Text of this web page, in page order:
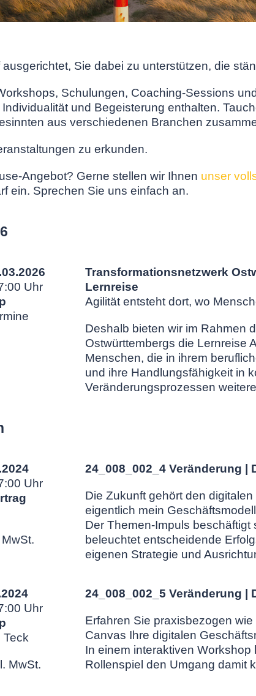
Sie dabei zu unterstützen, die
Schulungen, Coaching-Sessions
und Begeisterung enthalten.
aus verschiedenen Branchen
zu erkunden.
Angebot? Gerne stellen wir Ihnen unser
ein. Sprechen Sie uns einfach an.
Uhr
Transformationsnetzwerk
Lernreise
Agilität entsteht dort, wo
Deshalb bieten wir im Rahmen
Ostwürttembergs die Lernreise
Menschen, die in ihrem
und ihre Handlungsfähigkeit in
Veränderungsprozessen
Uhr
24_008_002_4 Veränderung |
Die Zukunft gehört den
eigentlich mein
Der Themen-Impuls
beleuchtet entscheidende
eigenen Strategie und
Uhr
Teck
MwSt.
24_008_002_5 Veränderung |
Erfahren Sie praxisbezogen
Canvas Ihre digitalen
In einem interaktiven Workshop
Rollenspiel den Umgang damit